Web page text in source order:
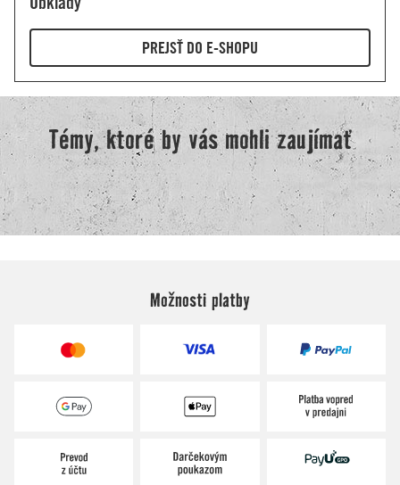
Možnosti platby